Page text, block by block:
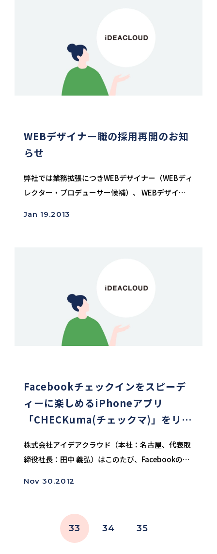
WEBデザイナー職の採用再開のお知
らせ
弊社では業務拡張につきWEBデザイナー（WEBディ
レクター・プロデューサー候補）、 WEBデザイナ
Jan 19.2013
Facebookチェックインをスピーデ
ィーに楽しめるiPhoneアプリ
「CHECKuma(チェックマ)」をリリ
株式会社アイデアクラウド（本社：名古屋、代表取
締役社長：田中 義弘）はこのたび、Facebookのチ
Nov 30.2012
33 34 35